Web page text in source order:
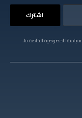
سياسة الخصوصيةالخاصة بنا.